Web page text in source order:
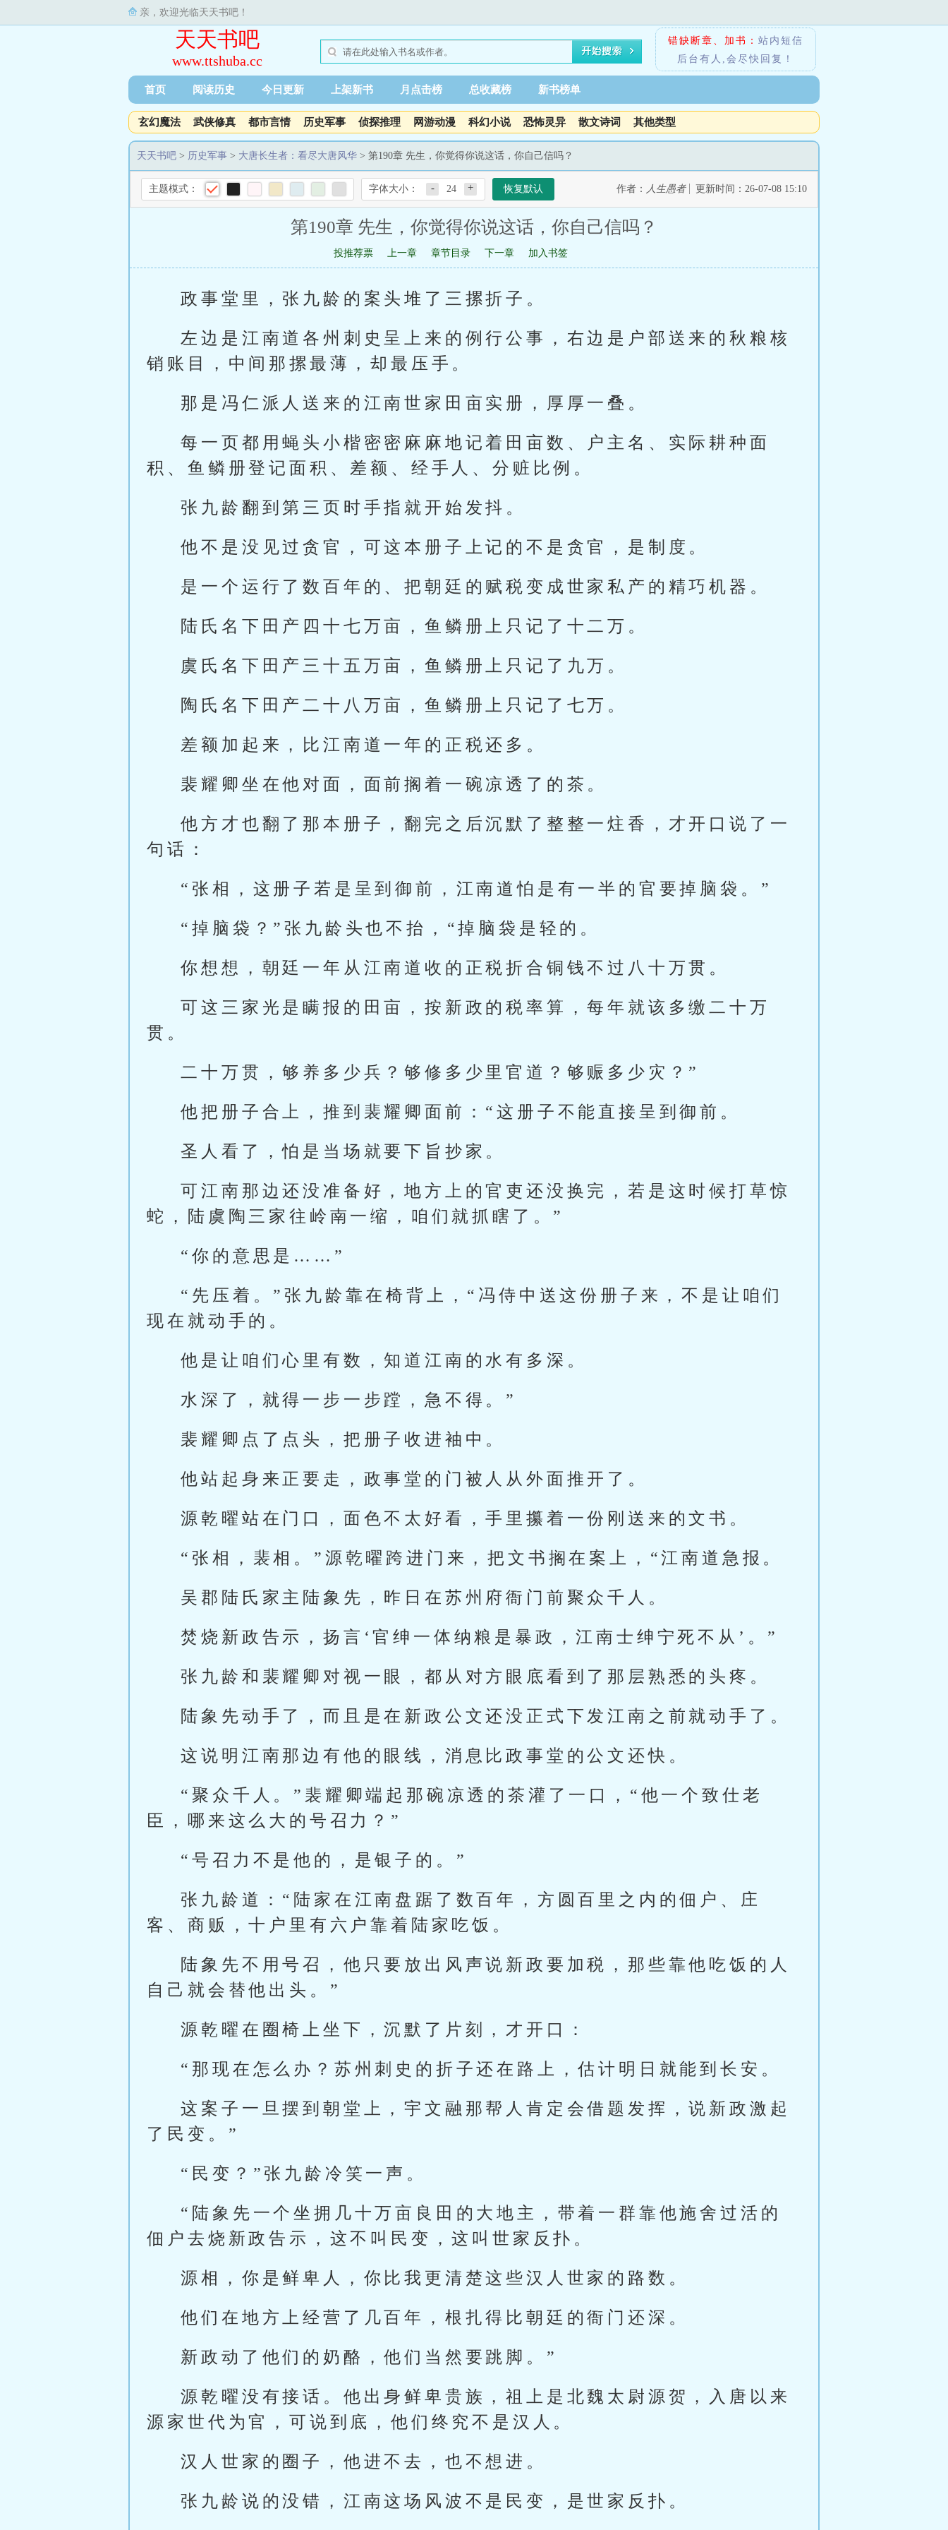
亲，欢迎光临天天书吧！
天天书吧
www.ttshuba.cc
错缺断章、加书： 站内短信
后台有人,会尽快回复！
首页 阅读历史 今日更新 上架新书 月点击榜 总收藏榜 新书榜单
玄幻魔法 武侠修真 都市言情 历史军事 侦探推理 网游动漫 科幻小说 恐怖灵异 散文诗词 其他类型
天天书吧 > 历史军事 > 大唐长生者：看尽大唐风华 > 第190章 先生，你觉得你说这话，你自己信吗？
主题模式： 字体大小： - 24 + 恢复默认 作者： 人生愚者 更新时间：26-07-08 15:10
第190章 先生，你觉得你说这话，你自己信吗？
投推荐票 上一章 章节目录 下一章 加入书签
政事堂里，张九龄的案头堆了三摞折子。
左边是江南道各州刺史呈上来的例行公事，右边是户部送来的秋粮核
销账目，中间那摞最薄，却最压手。
那是冯仁派人送来的江南世家田亩实册，厚厚一叠。
每一页都用蝇头小楷密密麻麻地记着田亩数、户主名、实际耕种面
积、鱼鳞册登记面积、差额、经手人、分赃比例。
张九龄翻到第三页时手指就开始发抖。
他不是没见过贪官，可这本册子上记的不是贪官，是制度。
是一个运行了数百年的、把朝廷的赋税变成世家私产的精巧机器。
陆氏名下田产四十七万亩，鱼鳞册上只记了十二万。
虞氏名下田产三十五万亩，鱼鳞册上只记了九万。
陶氏名下田产二十八万亩，鱼鳞册上只记了七万。
差额加起来，比江南道一年的正税还多。
裴耀卿坐在他对面，面前搁着一碗凉透了的茶。
他方才也翻了那本册子，翻完之后沉默了整整一炷香，才开口说了一
句话：
“张相，这册子若是呈到御前，江南道怕是有一半的官要掉脑袋。”
“掉脑袋？”张九龄头也不抬，“掉脑袋是轻的。
你想想，朝廷一年从江南道收的正税折合铜钱不过八十万贯。
可这三家光是瞒报的田亩，按新政的税率算，每年就该多缴二十万
贯。
二十万贯，够养多少兵？够修多少里官道？够赈多少灾？”
他把册子合上，推到裴耀卿面前：“这册子不能直接呈到御前。
圣人看了，怕是当场就要下旨抄家。
可江南那边还没准备好，地方上的官吏还没换完，若是这时候打草惊
蛇，陆虞陶三家往岭南一缩，咱们就抓瞎了。”
“你的意思是……”
“先压着。”张九龄靠在椅背上，“冯侍中送这份册子来，不是让咱们
现在就动手的。
他是让咱们心里有数，知道江南的水有多深。
水深了，就得一步一步蹚，急不得。”
裴耀卿点了点头，把册子收进袖中。
他站起身来正要走，政事堂的门被人从外面推开了。
源乾曜站在门口，面色不太好看，手里攥着一份刚送来的文书。
“张相，裴相。”源乾曜跨进门来，把文书搁在案上，“江南道急报。
吴郡陆氏家主陆象先，昨日在苏州府衙门前聚众千人。
焚烧新政告示，扬言‘官绅一体纳粮是暴政，江南士绅宁死不从’。”
张九龄和裴耀卿对视一眼，都从对方眼底看到了那层熟悉的头疼。
陆象先动手了，而且是在新政公文还没正式下发江南之前就动手了。
这说明江南那边有他的眼线，消息比政事堂的公文还快。
“聚众千人。”裴耀卿端起那碗凉透的茶灌了一口，“他一个致仕老
臣，哪来这么大的号召力？”
“号召力不是他的，是银子的。”
张九龄道：“陆家在江南盘踞了数百年，方圆百里之内的佃户、庄
客、商贩，十户里有六户靠着陆家吃饭。
陆象先不用号召，他只要放出风声说新政要加税，那些靠他吃饭的人
自己就会替他出头。”
源乾曜在圈椅上坐下，沉默了片刻，才开口：
“那现在怎么办？苏州刺史的折子还在路上，估计明日就能到长安。
这案子一旦摆到朝堂上，宇文融那帮人肯定会借题发挥，说新政激起
了民变。”
“民变？”张九龄冷笑一声。
“陆象先一个坐拥几十万亩良田的大地主，带着一群靠他施舍过活的
佃户去烧新政告示，这不叫民变，这叫世家反扑。
源相，你是鲜卑人，你比我更清楚这些汉人世家的路数。
他们在地方上经营了几百年，根扎得比朝廷的衙门还深。
新政动了他们的奶酪，他们当然要跳脚。”
源乾曜没有接话。他出身鲜卑贵族，祖上是北魏太尉源贺，入唐以来
源家世代为官，可说到底，他们终究不是汉人。
汉人世家的圈子，他进不去，也不想进。
张九龄说的没错，江南这场风波不是民变，是世家反扑。